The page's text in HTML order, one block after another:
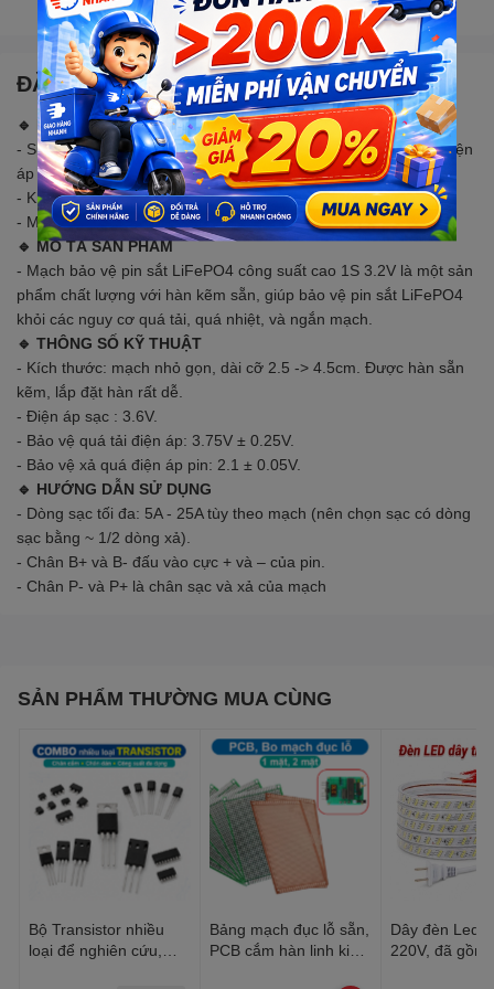
Gọi đặt mua0907088123(7:30 - 17:00)
ĐẶC ĐIỂM NỔI BẬT
🔹 LƯU Ý
- Sử dụng cho LiFePO4 – Lithium Sắt Photphat – Pin 32650 (điện
áp định mức 3.2V).
- Không đấu ngược cực.
- Mạch phù hợp sạc xả công suất cao.
🔹 MÔ TẢ SẢN PHẨM
- Mạch bảo vệ pin sắt LiFePO4 công suất cao 1S 3.2V là một sản
phẩm chất lượng với hàn kẽm sẵn, giúp bảo vệ pin sắt LiFePO4
khỏi các nguy cơ quá tải, quá nhiệt, và ngắn mạch.
🔹 THÔNG SỐ KỸ THUẬT
- Kích thước: mạch nhỏ gọn, dài cỡ 2.5 -> 4.5cm. Được hàn sẵn
kẽm, lắp đặt hàn rất dễ.
- Điện áp sạc : 3.6V.
- Bảo vệ quá tải điện áp: 3.75V ± 0.25V.
- Bảo vệ xả quá điện áp pin: 2.1 ± 0.05V.
🔹 HƯỚNG DẪN SỬ DỤNG
- Dòng sạc tối đa: 5A - 25A tùy theo mạch (nên chọn sạc có dòng
sạc bằng ~ 1/2 dòng xả).
- Chân B+ và B- đấu vào cực + và – của pin.
- Chân P- và P+ là chân sạc và xả của mạch
SẢN PHẨM THƯỜNG MUA CÙNG
Bộ Transistor nhiều
loại để nghiên cứu,
Bảng mạch đục lỗ sẵn,
PCB cắm hàn linh kiện
Dây đèn Led
220V, đã gồm